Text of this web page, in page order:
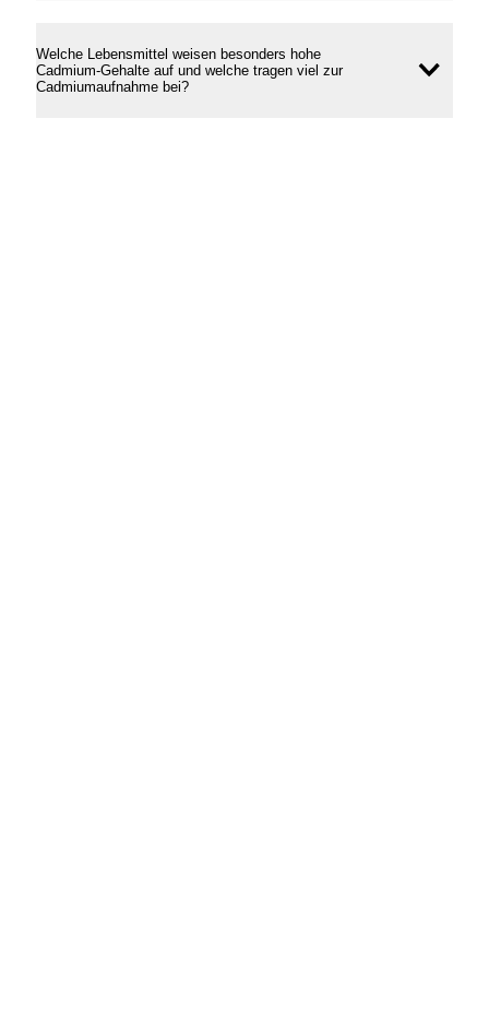
Welche Lebensmittel weisen besonders hohe
Cadmium-Gehalte auf und welche tragen viel zur
Cadmiumaufnahme bei?